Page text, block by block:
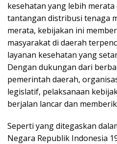
kesehatan yang lebih merata
tantangan distribusi tenaga
merata, kebijakan ini
masyarakat di daerah
layanan kesehatan yang
Dengan dukungan dari
pemerintah daerah,
legislatif, pelaksanaan
berjalan lancar dan
Seperti yang ditegaskan
Negara Republik Indonesia